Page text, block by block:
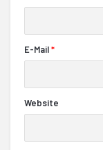
E-Mail*
Website